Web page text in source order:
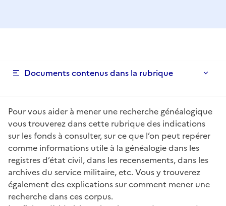
Documents contenus dans la rubrique
Pour vous aider à mener une recherche généalogique
vous trouverez dans cette rubrique des indications
sur les fonds à consulter, sur ce que l’on peut repérer
comme informations utile à la généalogie dans les
registres d’état civil, dans les recensements, dans les
archives du service militaire, etc. Vous y trouverez
également des explications sur comment mener une
recherche dans ces corpus.